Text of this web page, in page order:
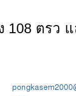
ตรว แ